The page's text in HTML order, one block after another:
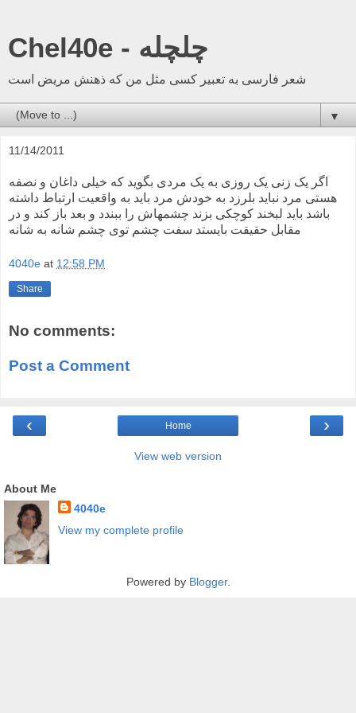
Chel40e - چلچله
شعر فارسی به تعبیر کسی مثل من که ذهنش مریض است
▼
11/14/2011
اگر یک زنی یک روزی به یک مردی بگوید که خیلی داغان و نصفه
هستی مرد نباید بلرزد به خودش مرد باید به واقعیت ارتباط داشته
باشد باید لبخند کوچکی بزند چشمهاش را ببندد و بعد باز کند و در
مقابل حقیقت بایستد سفت چشم توی چشم شانه به شانه
4040e at 12:58 PM
Share
No comments:
Post a Comment
‹ ›
Home
View web version
About Me
4040e
View my complete profile
Powered by Blogger.